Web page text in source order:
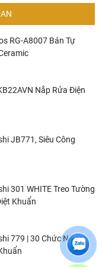
từ kiểm soát nhiệt
hoạt động khi không
KA22A VN: Pin tính
nước
điện: AC 220V,
ngồi: OFF: nhiệt độ
RG-A8007 Bán Tự
Nắp Rửa Điện
JB771, Siêu Công
301 WHITE Treo Tường
Khuẩn
779 | 30 Chức Năng